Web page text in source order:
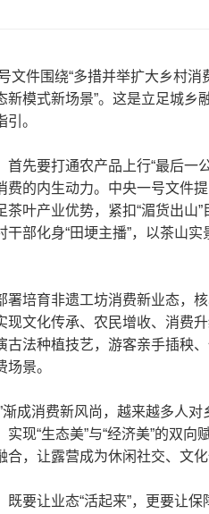
文件围绕“多措并举扩大乡村
新模式新场景”。这是立足城
。
首先要打通农产品上行“最后一
费的内生动力。中央一号文件
茶叶产业优势，紧扣“湄货出山
干部化身“田埂主播”，以茶山
署培育非遗工坊消费新业态，
现文化传承、农民增收、消费
古法种植技艺，游客亲手插秧
景。
渐成消费新风尚，越来越多人
实现“生态美”与“经济美”的双
合，让露营成为休闲社交、文
既要让业态“活起来”，更要让